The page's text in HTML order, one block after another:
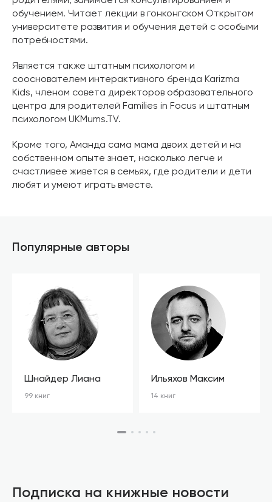
обучением. Читает лекции в гонконгском Открытом
университете развития и обучения детей с особыми
потребностями.
Является также штатным психологом и
сооснователем интерактивного бренда Karizma
Kids, членом совета директоров образовательного
центра для родителей Families in Focus и штатным
психологом UKMums.TV.
Кроме того, Аманда сама мама двоих детей и на
собственном опыте знает, насколько легче и
счастливее живется в семьях, где родители и дети
любят и умеют играть вместе.
Популярные авторы
Шнайдер Лиана
99 книг
Ильяхов Максим
14 книг
Подписка на книжные новости